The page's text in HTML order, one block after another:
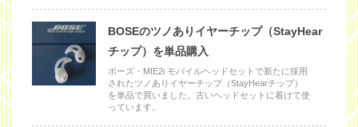
BOSEのツノありイヤーチップ（StayHear
チップ）を単品購入
ボーズ・MIE2i モバイルヘッドセットで新たに採用
されたツノありイヤーチップ（StayHearチップ）
を単品で買いました。古いヘッドセットに着けて使
っています。